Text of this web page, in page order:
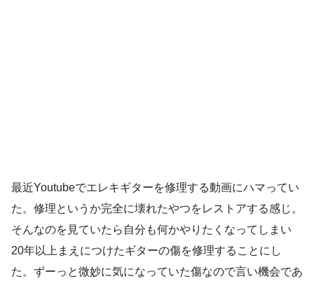
最近Youtubeでエレキギターを修理する動画にハマってい
た。修理というか完全に壊れたやつをレストアする感じ。
そんなのを見ていたら自分も何かやりたくなってしまい
20年以上まえにつけたギターの傷を修理することにし
た。ずーっと微妙に気になっていた傷なので言い機会であ